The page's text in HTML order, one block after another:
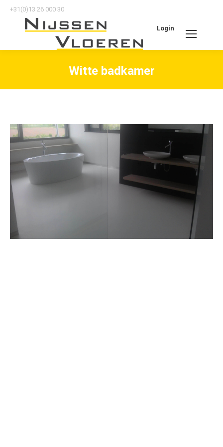
+31(0)13 26 000 30
Login
Search:
Witte badkamer